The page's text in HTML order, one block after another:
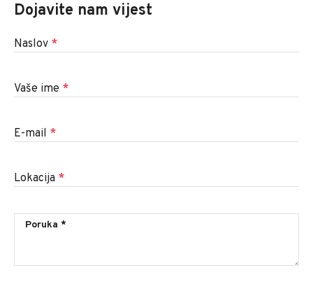
Dojavite nam vijest
Naslov *
Vaše ime *
E-mail *
Lokacija *